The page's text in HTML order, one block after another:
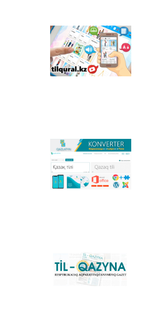
Tilqural.kz –
مەملەكەتتىك تىلدى
دەڭگەيلەپ ٴا يرەنۋگە
ارنالعان ۆەب-سەرۆيس.
سايتتا ا1 دەڭگەيى
Qazlatyn.kz –
ماتىندەردى كيريلدەن
لاتىنعا جانە توتە جازۋعا
ونلاين تٴا ردە
سايكەستەندىرەتىن
باعدارلاماسىنىڭ
Windows-قا ارنالعان
offline-نۇسقاسىن, MS
«Til-Qazyna»
رەسپۋبليكالىق اقپاراتتىق-
تانىمدىق گازەتى